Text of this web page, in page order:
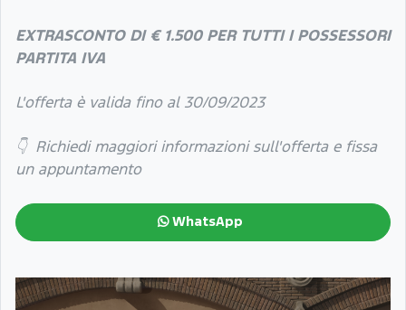
EXTRASCONTO DI € 1.500 PER TUTTI I POSSESSORI
PARTITA IVA
L'offerta è valida fino al 30/09/2023
👇 Richiedi maggiori informazioni sull'offerta e fissa
un appuntamento
WhatsApp